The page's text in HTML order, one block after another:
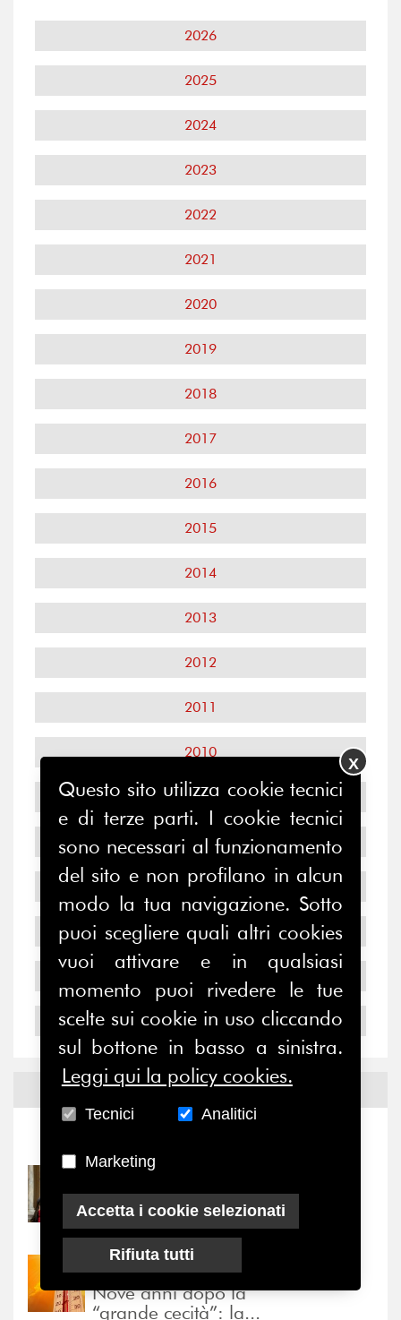
2026
2025
2024
2023
2022
2021
2020
2019
2018
2017
2016
2015
2014
2013
2012
2011
2010
2009
2008
2007
2006
2004
Notizie edEventi
Prima della pausa estiva,
il valore di...
30/07/2026
Nove anni dopo la
“grande cecità”: la...
Questo sito utilizza cookie tecnici
e di terze parti. I cookie tecnici
sono necessari al funzionamento
del sito e non profilano in alcun
modo la tua navigazione. Sotto
puoi scegliere quali altri cookies
vuoi attivare e in qualsiasi
momento puoi rivedere le tue
scelte sui cookie in uso cliccando
sul bottone in basso a sinistra.
Leggi qui la policy cookies.
Tecnici Analitici
Marketing
Accetta i cookie selezionati
Rifiuta tutti
X